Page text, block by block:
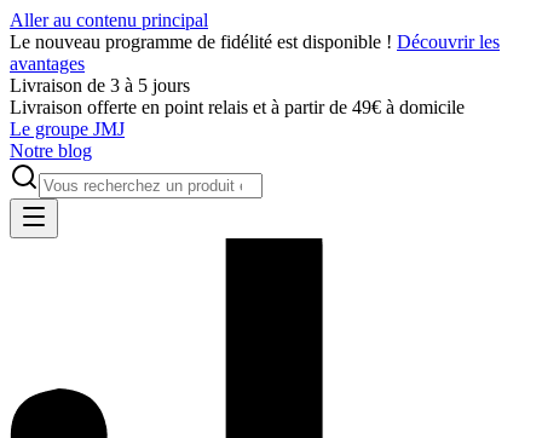
Aller au contenu principal
Le nouveau programme de fidélité est disponible ! Découvrir les
avantages
Livraison de 3 à 5 jours
Livraison offerte en point relais et à partir de 49€ à domicile
Le groupe JMJ
Notre blog